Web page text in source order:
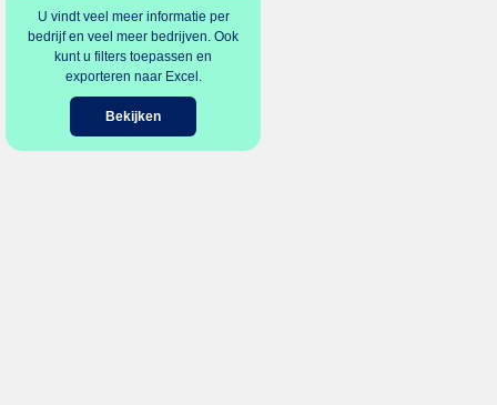
U vindt veel meer informatie per
bedrijf en veel meer bedrijven. Ook
kunt u filters toepassen en
exporteren naar Excel.
Bekijken